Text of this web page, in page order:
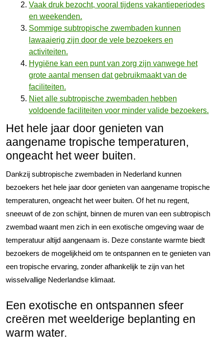
Vaak druk bezocht, vooral tijdens vakantieperiodes
en weekenden.
Sommige subtropische zwembaden kunnen
lawaaierig zijn door de vele bezoekers en
activiteiten.
Hygiëne kan een punt van zorg zijn vanwege het
grote aantal mensen dat gebruikmaakt van de
faciliteiten.
Niet alle subtropische zwembaden hebben
voldoende faciliteiten voor minder valide bezoekers.
Het hele jaar door genieten van
aangename tropische temperaturen,
ongeacht het weer buiten.
Dankzij subtropische zwembaden in Nederland kunnen
bezoekers het hele jaar door genieten van aangename tropische
temperaturen, ongeacht het weer buiten. Of het nu regent,
sneeuwt of de zon schijnt, binnen de muren van een subtropisch
zwembad waant men zich in een exotische omgeving waar de
temperatuur altijd aangenaam is. Deze constante warmte biedt
bezoekers de mogelijkheid om te ontspannen en te genieten van
een tropische ervaring, zonder afhankelijk te zijn van het
wisselvallige Nederlandse klimaat.
Een exotische en ontspannen sfeer
creëren met weelderige beplanting en
warm water.